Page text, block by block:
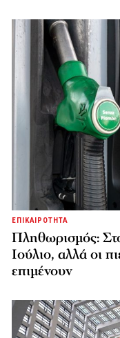
ΕΠΙΚΑΙΡΟΤΗΤΑ
Πληθωρισμός:
Ιούλιο, αλλά οι
επιμένουν